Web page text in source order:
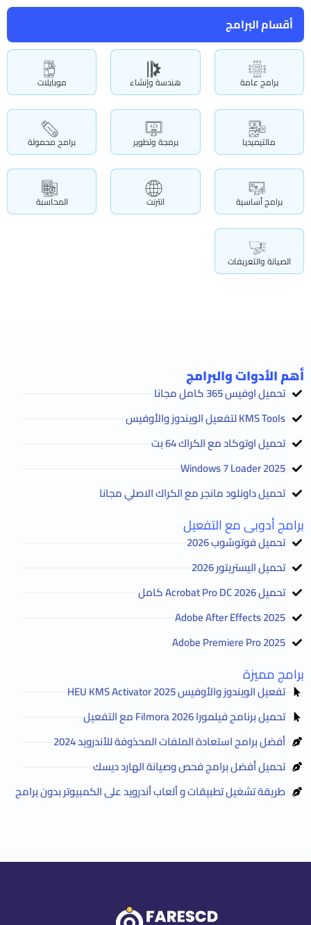
أقسام البرامج
برامج عامة هندسة وإنشاء موبايلات
مالتيميديا برمجة وتطوير برامج محمولة
برامج أساسية انترنت المحاسبة
الصيانة والتعريفات
أهم الأدوات والبرامج
تحميل اوفيس 365 كامل مجانا
KMS Tools لتفعيل الويندوز والأوفيس
تحميل اوتوكاد مع الكراك 64 بت
2025 Windows 7 Loader
تحميل داونلود مانجر مع الكراك الاصلي مجانا
برامج أدوبى مع التفعيل
تحميل فوتوشوب 2026
تحميل اليستريتور 2026
تحميل Acrobat Pro DC 2026 كامل
Adobe After Effects 2025
Adobe Premiere Pro 2025
برامج مميزة
تفعيل الويندوز والأوفيس HEU KMS Activator 2025
تحميل برنامج فيلمورا Filmora 2026 مع التفعيل
أفضل برامج استعادة الملفات المحذوفة للأندرويد 2024
تحميل أفضل برامج فحص وصيانة الهارد ديسك
طريقة تشغيل تطبيقات و ألعاب أندرويد على الكمبيوتر بدون برامج